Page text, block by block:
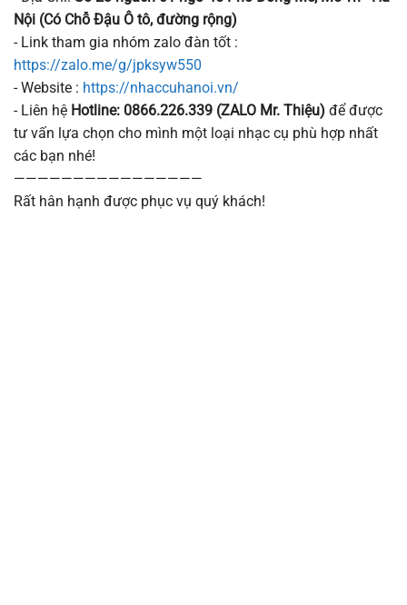
Nội (Có Chỗ Đậu Ô tô, đường rộng)
- Link tham gia nhóm zalo đàn tốt :
https://zalo.me/g/jpksyw550
- Website : https://nhaccuhanoi.vn/
- Liên hệ Hotline: 0866.226.339 (ZALO Mr. Thiệu) để được
tư vấn lựa chọn cho mình một loại nhạc cụ phù hợp nhất
các bạn nhé!
————————————————
Rất hân hạnh được phục vụ quý khách!